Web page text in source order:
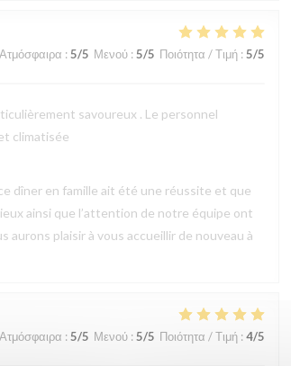
Ατμόσφαιρα : 5/5 Μενού: 5/5 Ποιότητα / Τιμή: 5/5
savoureux . Le personnel
climatisée
dîner en famille ait été une réussite et que
ainsi que l’attention de notre équipe ont
plaisir à vous accueillir de nouveau à
Ατμόσφαιρα : 5/5 Μενού: 5/5 Ποιότητα / Τιμή: 4/5